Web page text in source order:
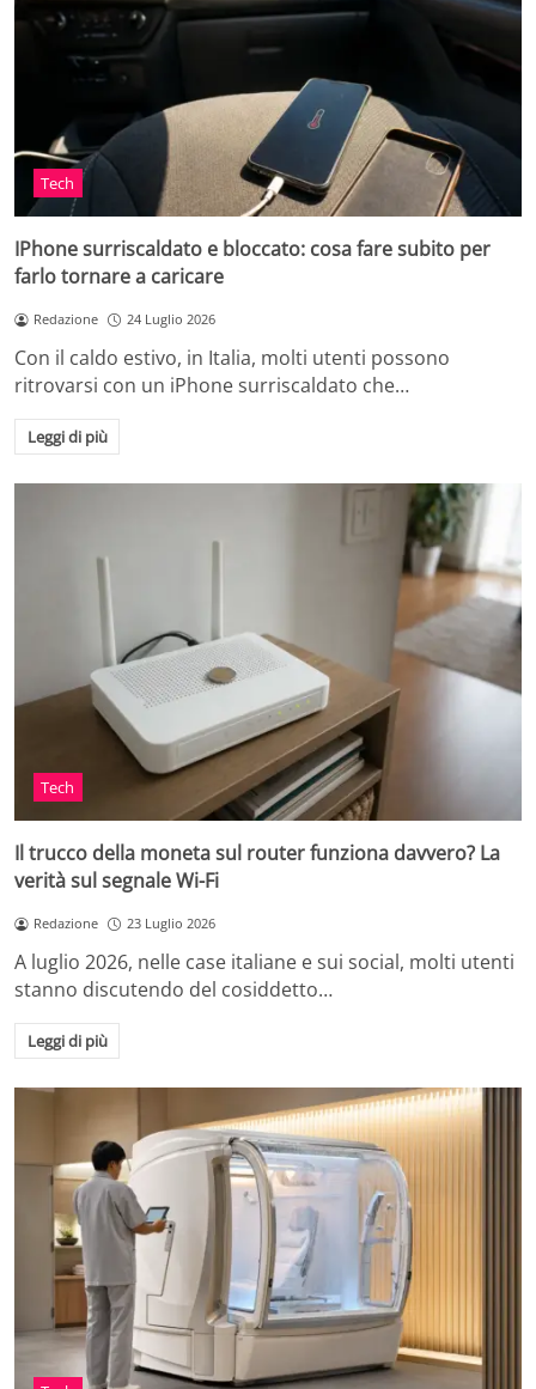
Tech
IPhone surriscaldato e bloccato: cosa fare subito per
farlo tornare a caricare
Redazione 24 Luglio 2026
Con il caldo estivo, in Italia, molti utenti possono
ritrovarsi con un iPhone surriscaldato che…
Leggi di più
Tech
Il trucco della moneta sul router funziona davvero? La
verità sul segnale Wi-Fi
Redazione 23 Luglio 2026
A luglio 2026, nelle case italiane e sui social, molti utenti
stanno discutendo del cosiddetto…
Leggi di più